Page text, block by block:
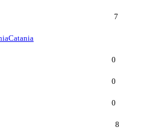
7
Catania
0
0
0
8